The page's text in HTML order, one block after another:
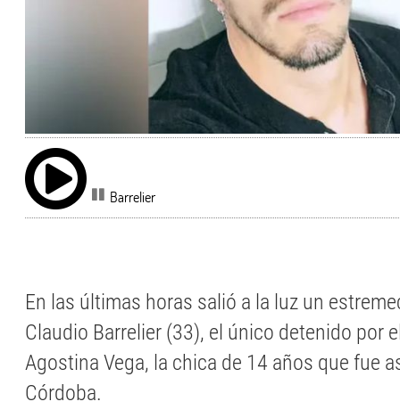
Barrelier
En las últimas horas salió a la luz un
Claudio Barrelier (33), el único detenido por
Agostina Vega, la chica de 14 años que fue
Córdoba.